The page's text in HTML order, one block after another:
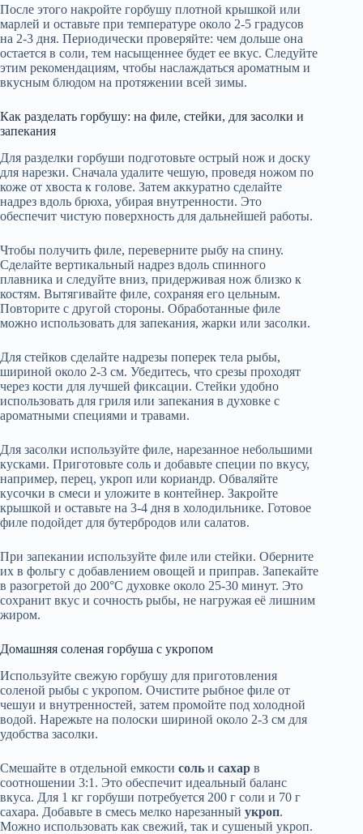
После этого накройте горбушу плотной крышкой или
марлей и оставьте при температуре около 2-5 градусов
на 2-3 дня. Периодически проверяйте: чем дольше она
остается в соли, тем насыщеннее будет ее вкус. Следуйте
этим рекомендациям, чтобы наслаждаться ароматным и
вкусным блюдом на протяжении всей зимы.
Как разделать горбушу: на филе, стейки, для засолки и
запекания
Для разделки горбуши подготовьте острый нож и доску
для нарезки. Сначала удалите чешую, проведя ножом по
коже от хвоста к голове. Затем аккуратно сделайте
надрез вдоль брюха, убирая внутренности. Это
обеспечит чистую поверхность для дальнейшей работы.
Чтобы получить филе, переверните рыбу на спину.
Сделайте вертикальный надрез вдоль спинного
плавника и следуйте вниз, придерживая нож близко к
костям. Вытягивайте филе, сохраняя его цельным.
Повторите с другой стороны. Обработанные филе
можно использовать для запекания, жарки или засолки.
Для стейков сделайте надрезы поперек тела рыбы,
шириной около 2-3 см. Убедитесь, что срезы проходят
через кости для лучшей фиксации. Стейки удобно
использовать для гриля или запекания в духовке с
ароматными специями и травами.
Для засолки используйте филе, нарезанное небольшими
кусками. Приготовьте соль и добавьте специи по вкусу,
например, перец, укроп или кориандр. Обваляйте
кусочки в смеси и уложите в контейнер. Закройте
крышкой и оставьте на 3-4 дня в холодильнике. Готовое
филе подойдет для бутербродов или салатов.
При запекании используйте филе или стейки. Оберните
их в фольгу с добавлением овощей и приправ. Запекайте
в разогретой до 200°C духовке около 25-30 минут. Это
сохранит вкус и сочность рыбы, не нагружая её лишним
жиром.
Домашняя соленая горбуша с укропом
Используйте свежую горбушу для приготовления
соленой рыбы с укропом. Очистите рыбное филе от
чешуи и внутренностей, затем промойте под холодной
водой. Нарежьте на полоски шириной около 2-3 см для
удобства засолки.
Смешайте в отдельной емкости соль и сахар в
соотношении 3:1. Это обеспечит идеальный баланс
вкуса. Для 1 кг горбуши потребуется 200 г соли и 70 г
сахара. Добавьте в смесь мелко нарезанный укроп.
Можно использовать как свежий, так и сушеный укроп.